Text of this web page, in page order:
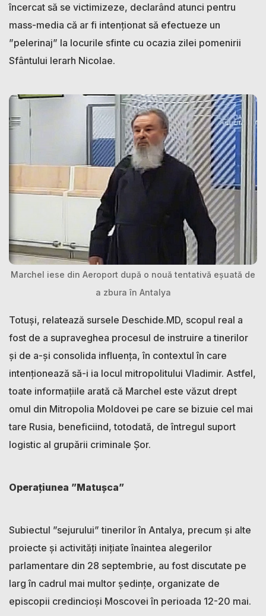
încercat să se victimizeze, declarând atunci pentru
mass-media că ar fi intenționat să efectueze un
”pelerinaj” la locurile sfinte cu ocazia zilei pomenirii
Sfântului Ierarh Nicolae.
Marchel iese din Aeroport după o nouă tentativă eșuată de
a zbura în Antalya
Totuși, relatează sursele Deschide.MD, scopul real a
fost de a supraveghea procesul de instruire a tinerilor
și de a-și consolida influența, în contextul în care
intenționează să-i ia locul mitropolitului Vladimir. Astfel,
toate informațiile arată că Marchel este văzut drept
omul din Mitropolia Moldovei pe care se bizuie cel mai
tare Rusia, beneficiind, totodată, de întregul suport
logistic al grupării criminale Șor.
Operațiunea ”Matușca”
Subiectul ”sejurului” tinerilor în Antalya, precum și alte
proiecte și activități inițiate înaintea alegerilor
parlamentare din 28 septembrie, au fost discutate pe
larg în cadrul mai multor ședințe, organizate de
episcopii credincioși Moscovei în perioada 12-20 mai.